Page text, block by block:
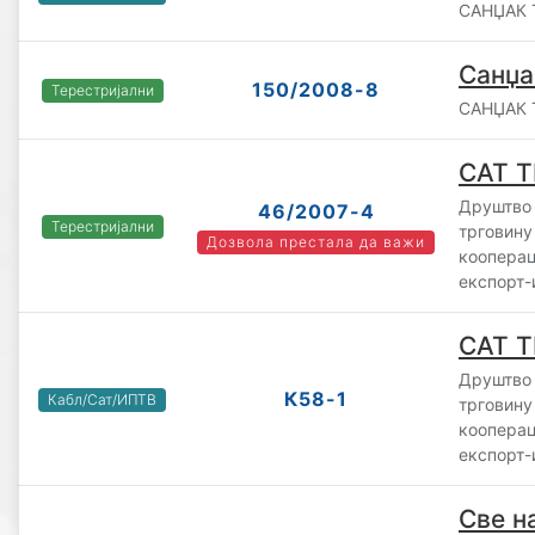
САНЏАК
Терестријални 150/2008-8
САНЏАК
Терестријални
46/2007-4
Дозвола престала да важи
САТ
Кабл/Сат/ИПТВ К58-1
САТ
Све